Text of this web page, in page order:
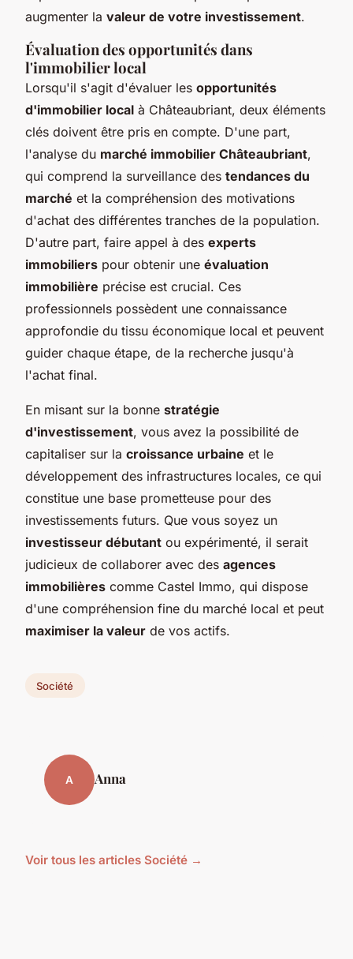
augmenter la valeur de votre investissement.
Évaluation des opportunités dans
l'immobilier local
Lorsqu'il s'agit d'évaluer les opportunités
d'immobilier local à Châteaubriant, deux éléments
clés doivent être pris en compte. D'une part,
l'analyse du marché immobilier Châteaubriant,
qui comprend la surveillance des tendances du
marché et la compréhension des motivations
d'achat des différentes tranches de la population.
D'autre part, faire appel à des experts
immobiliers pour obtenir une évaluation
immobilière précise est crucial. Ces
professionnels possèdent une connaissance
approfondie du tissu économique local et peuvent
guider chaque étape, de la recherche jusqu'à
l'achat final.
En misant sur la bonne stratégie
d'investissement, vous avez la possibilité de
capitaliser sur la croissance urbaine et le
développement des infrastructures locales, ce qui
constitue une base prometteuse pour des
investissements futurs. Que vous soyez un
investisseur débutant ou expérimenté, il serait
judicieux de collaborer avec des agences
immobilières comme Castel Immo, qui dispose
d'une compréhension fine du marché local et peut
maximiser la valeur de vos actifs.
Société
A Anna
Voir tous les articles Société →